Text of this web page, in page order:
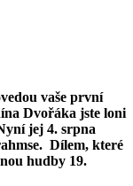
vaše první
Dvořáka jste loni
jej 4. srpna
Dílem, které
hudby 19.